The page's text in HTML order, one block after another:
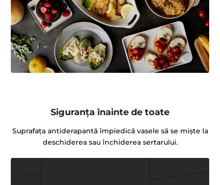
Siguranţa înainte de toate
Suprafața antiderapantă împiedică vasele să se miște la
deschiderea sau închiderea sertarului.